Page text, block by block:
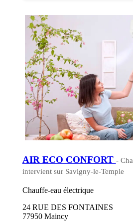
AIR ECO CONFORT -
intervient sur Savigny-le-Temple
Chauffe-eau électrique
24 RUE DES FONTAINES
77950 Maincy